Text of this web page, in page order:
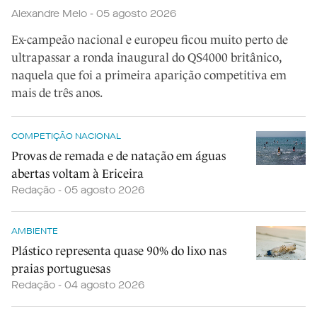
Alexandre Melo - 05 agosto 2026
Ex-campeão nacional e europeu ficou muito perto de
ultrapassar a ronda inaugural do QS4000 britânico,
naquela que foi a primeira aparição competitiva em
mais de três anos.
COMPETIÇÃO NACIONAL
Provas de remada e de natação em águas
abertas voltam à Ericeira
Redação - 05 agosto 2026
AMBIENTE
Plástico representa quase 90% do lixo nas
praias portuguesas
Redação - 04 agosto 2026